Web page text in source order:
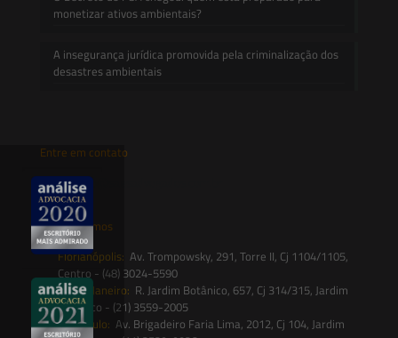
monetizar ativos ambientais?
A insegurança jurídica promovida pela criminalização dos
desastres ambientais
Entre em contato
contato@saesadvogados.com.br
Onde estamos
Florianópolis: Av. Trompowsky, 291, Torre II, Cj 1104/1105,
Centro - (48) 3024-5590
Rio de Janeiro: R. Jardim Botânico, 657, Cj 314/315, Jardim
Botânico - (21) 3559-2005
São Paulo: Av. Brigadeiro Faria Lima, 2012, Cj 104, Jardim